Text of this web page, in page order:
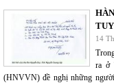
14
ra ở
(HNVVN) đề nghị những